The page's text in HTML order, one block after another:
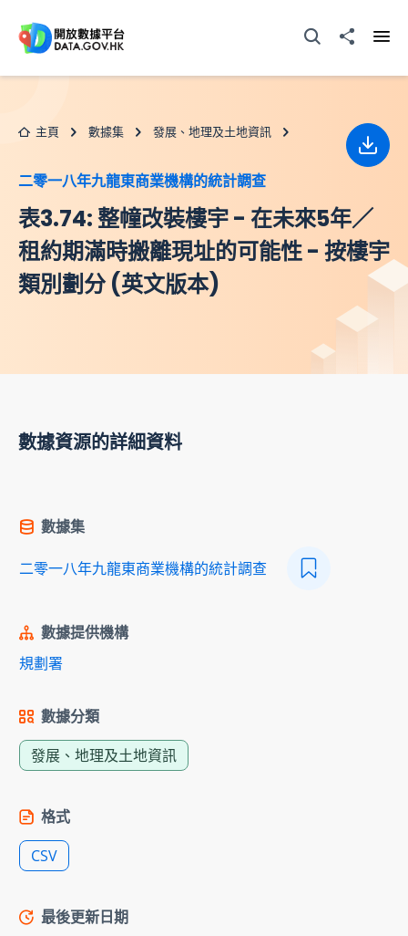
打開搜尋器分享至
主頁 數據集 發展、地理及土地資訊
二零一八年九龍東商業機構的統計調查
表3.74: 整幢改裝樓宇 - 在未來5年／
租約期滿時搬離現址的可能性 - 按樓宇
類別劃分 (英文版本)
下載
數據資源的詳細資料
數據集
二零一八年九龍東商業機構的統計調查
數據提供機構
規劃署
數據分類
發展、地理及土地資訊
格式
CSV
最後更新日期